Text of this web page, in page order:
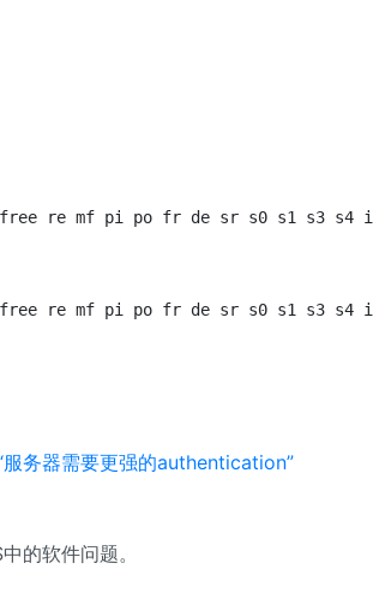
re mf pi po fr de sr s0 s1 s3 s4 in sy
re mf pi po fr de sr s0 s1 s3 s4 in sy
务器需要更强的authentication”
的软件问题。